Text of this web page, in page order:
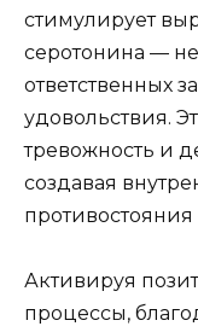
стимулирует
серотонина —
ответственных
удовольствия.
тревожность и
создавая
противостояния
Активируя
процессы,